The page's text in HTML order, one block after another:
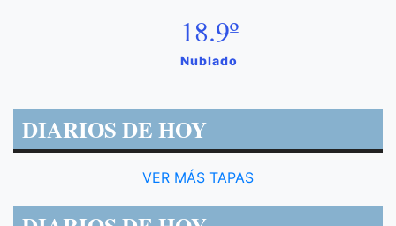
18.9º
Nublado
DIARIOS DE HOY
VER MÁS TAPAS